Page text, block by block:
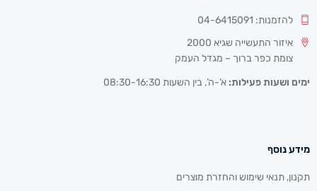
להזמנות: 04-6415091
איזור התעשייה שגיא 2000
צומת כפר ברוך – מגדל העמק
ימים ושעות פעילות: א’-ה’, בין השעות 08:30-16:30
מידע נוסף
תקנון, תנאי שימוש והחזרת מוצרים